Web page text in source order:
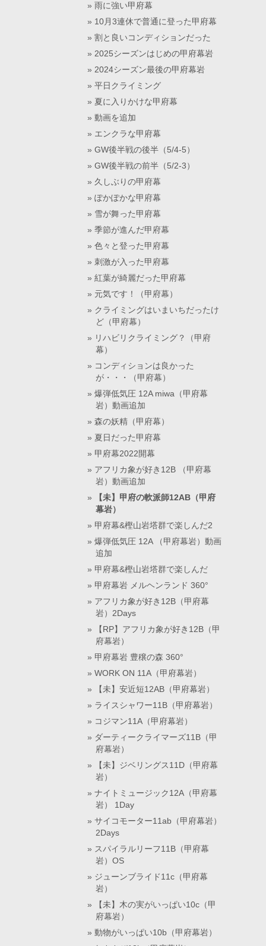
雨に強い甲府幕
10月3連休で普通に登った甲府幕
割と良いコンディションだった
2025シーズンはじめの甲府幕岩
2024シーズン最後の甲府幕岩
平日クライミング
夏に入りかけな甲府幕
動画を追加
エンクラな甲府幕
GW後半戦の後半（5/4-5）
GW後半戦の前半（5/2-3）
久しぶりの甲府幕
ぽかぽかな甲府幕
雪が舞った甲府幕
季節が進んだ甲府幕
色々と登った甲府幕
刺激が入った甲府幕
紅葉が綺麗だった甲府幕
元気です！（甲府幕）
クライミングはいまいちだったけ
ど（甲府幕）
リハビリクライミング？（甲府
幕）
コンディションは良かった
が・・・（甲府幕）
爆弾低気圧 12A miwa（甲府幕
岩）動画追加
森の妖精（甲府幕）
夏日だった甲府幕
甲府幕2022開幕
アフリカ象が好き12B （甲府幕
岩）動画追加
【未】甲府の軟派師12AB（甲府
幕岩）
甲府幕&樫山岩塔群で楽しんだ2
爆弾低気圧 12A （甲府幕岩）動画
追加
甲府幕&樫山岩塔群で楽しんだ
甲府幕岩 メルヘンランド 360°
アフリカ象が好き12B（甲府幕
岩）2Days
【RP】アフリカ象が好き12B（甲
府幕岩）
甲府幕岩 豊穣の森 360°
WORK ON 11A（甲府幕岩）
【未】安近短12AB（甲府幕岩）
ライスシャワー11B（甲府幕岩）
コジマン11A（甲府幕岩）
ダーティークライマーズ11B（甲
府幕岩）
【未】ジベリングス11D（甲府幕
岩）
ナイトミュージック12A（甲府幕
岩） 1Day
サイコモーター11ab（甲府幕岩）
2Days
スパイラルリーフ11B（甲府幕
岩）OS
ジューンブライド11c（甲府幕
岩）
【未】木の実がいっぱい10c（甲
府幕岩）
動物がいっぱい10b（甲府幕岩）